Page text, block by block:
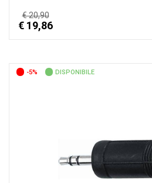
€ 20,90
€ 19,86
-5% DISPONIBILE